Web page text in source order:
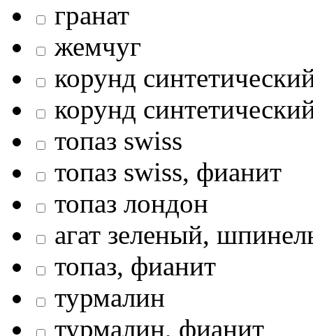
гранат
жемчуг
корунд
корунд
топаз swiss
топаз swiss, фианит
топаз лондон
агат зеленый,
топаз, фианит
турмалин
турмалин, фианит